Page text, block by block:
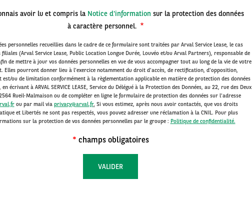
avoir lu et compris la Notice d'information sur la protection des données
à caractère personnel.
personnelles recueillies dans le cadre de ce formulaire sont traitées par Arval Service Lease, le cas
filiales (Arval Service Lease, Public Location Longue Durée, Louvéo et/ou Arval Partners), responsable de
de mettre à jour vos données personnelles en vue de vous accompagner tout au long de la vie de votre
Elles pourront donner lieu à l'exercice notamment du droit d'accès, de rectification, d'opposition,
est/ou de limitation conformément à la règlementation applicable en matière de protection des données
écrivant à ARVAL SERVICE LEASE, Service du Délégué à la Protection des Données, au 22, rue des Deux
Rueil-Malmaison ou de compléter en ligne le formulaire de protection des données sur l'adresse
ou par mail via privacy@arval.fr. Si vous estimez, après nous avoir contactés, que vos droits
et Libertés ne sont pas respectés, vous pouvez adresser une réclamation à la CNIL. Pour plus
sur la protection de vos données personnelles par le groupe : Politique de confidentialité.
* champs obligatoires